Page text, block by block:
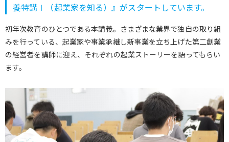
養特講Ⅰ（起業家を知る）』がスタートしています。
初年次教育のひとつである本講義。さまざまな業界で独自の取り組
みを行っている、起業家や事業承継し新事業を立ち上げた第二創業
の経営者を講師に迎え、それぞれの起業ストーリーを語ってもらい
ます。